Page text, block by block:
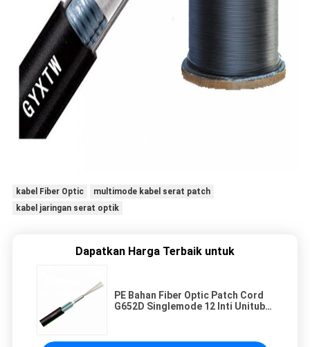
kabel Fiber Optic
multimode kabel serat patch
kabel jaringan serat optik
Dapatkan Harga Terbaik untuk
PE Bahan Fiber Optic Patch Cord
G652D Singlemode 12 Inti Unitube